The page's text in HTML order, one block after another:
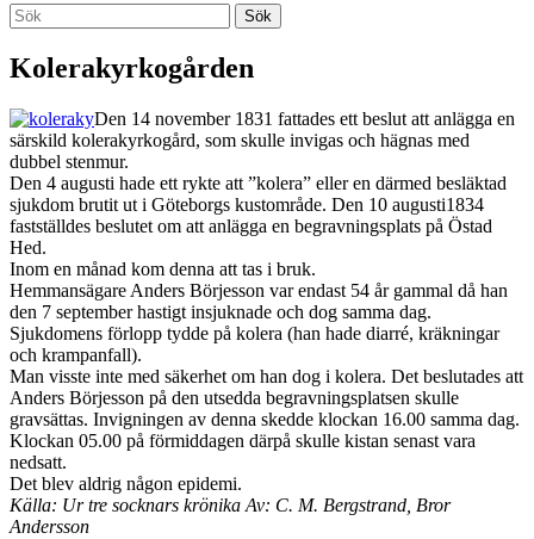
Sök
Sök
efter:
Kolerakyrkogården
Den 14 november 1831 fattades ett beslut att anlägga en
särskild kolerakyrkogård, som skulle invigas och hägnas med
dubbel stenmur.
Den 4 augusti hade ett rykte att ”kolera” eller en därmed besläktad
sjukdom brutit ut i Göteborgs kustområde. Den 10 augusti1834
fastställdes beslutet om att anlägga en begravningsplats på Östad
Hed.
Inom en månad kom denna att tas i bruk.
Hemmansägare Anders Börjesson var endast 54 år gammal då han
den 7 september hastigt insjuknade och dog samma dag.
Sjukdomens förlopp tydde på kolera (han hade diarré, kräkningar
och krampanfall).
Man visste inte med säkerhet om han dog i kolera. Det beslutades att
Anders Börjesson på den utsedda begravningsplatsen skulle
gravsättas. Invigningen av denna skedde klockan 16.00 samma dag.
Klockan 05.00 på förmiddagen därpå skulle kistan senast vara
nedsatt.
Det blev aldrig någon epidemi.
Källa: Ur tre socknars krönika Av: C. M. Bergstrand, Bror
Andersson